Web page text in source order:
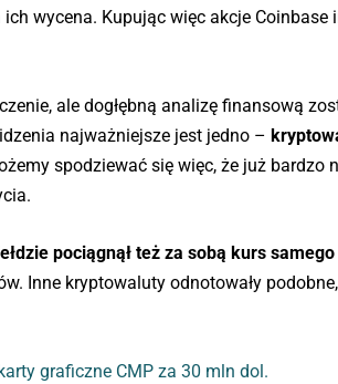
wycena. Kupując więc akcje
ale dogłębną analizę finansową
najważniejsze jest jedno –
spodziewać się więc, że już bardzo
pociągnął też za sobą kurs
Inne kryptowaluty odnotowały
graficzne CMP za 30 mln dol.